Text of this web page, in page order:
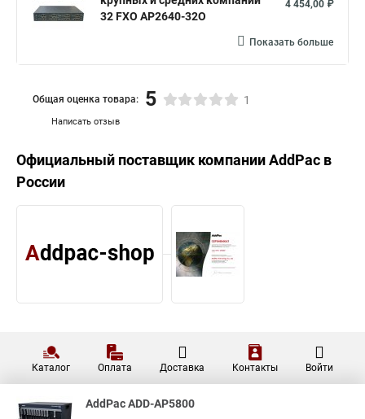
32 FXO AP2640-32O
4 454,00 ₽
Показать больше
Написать отзыв
Общая оценка товара: 5 1
Официальный поставщик компанииAddPac в
России
Каталог Оплата Доставка Контакты Войти
AddPac ADD-AP5800